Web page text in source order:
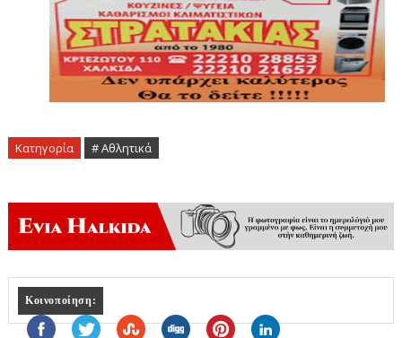
Κατηγορία # Αθλητικά
Κοινοποίηση: